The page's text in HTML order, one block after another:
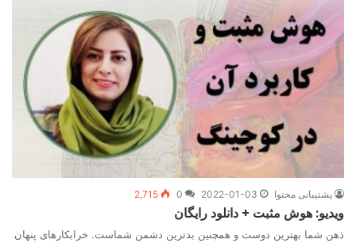
پشتیبانی محتوا 2022-01-03
0
2,715
ویدیو: هوش مثبت + دانلود رایگان
ذهن شما بهترین دوست و همچنین بدترین دشمن شماست. خرابکار‌های پنهان